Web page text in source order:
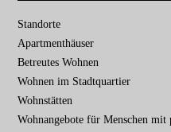
Navigation
überspringen
Standorte
Apartmenthäuser
Betreutes Wohnen
Wohnen im Stadtquartier
Wohnstätten
Wohnangebote für Menschen mit